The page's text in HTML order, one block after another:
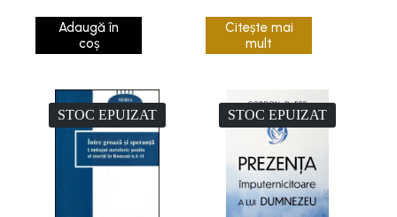
natura și menirea
Bisericii
Adaugă în
coș
Citește mai
mult
STOC EPUIZAT STOC EPUIZAT